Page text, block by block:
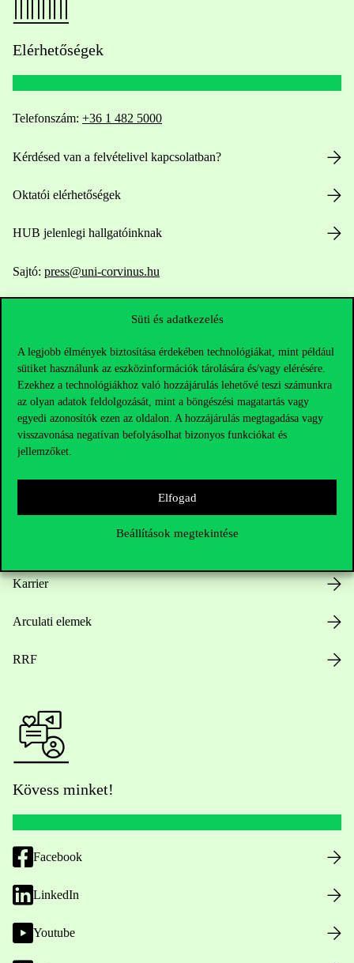
Süti és adatkezelés
A legjobb élmények biztosítása érdekében technológiákat, mint például
sütiket használunk az eszközinformációk tárolására és/vagy elérésére.
Ezekhez a technológiákhoz való hozzájárulás lehetővé teszi számunkra
az olyan adatok feldolgozását, mint a böngészési magatartás vagy
egyedi azonosítók ezen az oldalon. A hozzájárulás megtagadása vagy
visszavonása negatívan befolyásolhat bizonyos funkciókat és
jellemzőket.
Elfogad
Beállítások megtekintése
Elérhetőségek
Telefonszám: +36 1 482 5000
Kérdésed van a felvételivel kapcsolatban?
Oktatói elérhetőségek
HUB jelenlegi hallgatóinknak
Sajtó: press@uni-corvinus.hu
Hasznos linkek
Karrier
Arculati elemek
RRF
Kövess minket!
Facebook
LinkedIn
Youtube